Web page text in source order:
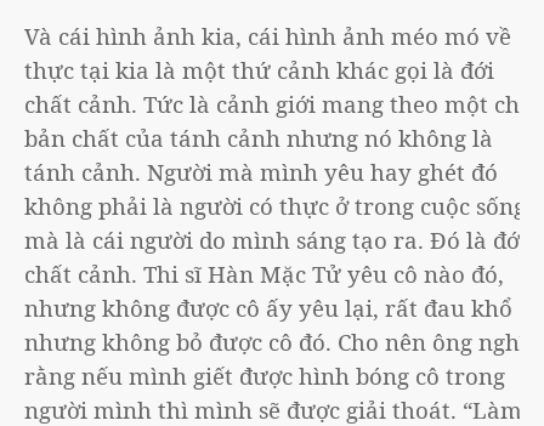
Và cái hình ảnh kia, cái hình ảnh méo mó về
thực tại kia là một thứ cảnh khác gọi là đới
chất cảnh. Tức là cảnh giới mang theo một chút
bản chất của tánh cảnh nhưng nó không là
tánh cảnh. Người mà mình yêu hay ghét đó
không phải là người có thực ở trong cuộc sống
mà là cái người do mình sáng tạo ra. Đó là đới
chất cảnh. Thi sĩ Hàn Mặc Tử yêu cô nào đó,
nhưng không được cô ấy yêu lại, rất đau khổ
nhưng không bỏ được cô đó. Cho nên ông nghĩ
rằng nếu mình giết được hình bóng cô trong
người mình thì mình sẽ được giải thoát. “Làm